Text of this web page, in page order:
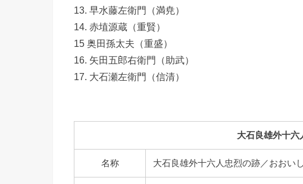
13. 早水藤左衛門（満尭）
14. 赤埴源蔵（重賢）
15 奥田孫太夫（重盛）
16. 矢田五郎右衛門（助武）
17. 大石瀬左衛門（信清）
大石良雄外十六
名称 大石良雄外十六人忠烈の跡／おおい